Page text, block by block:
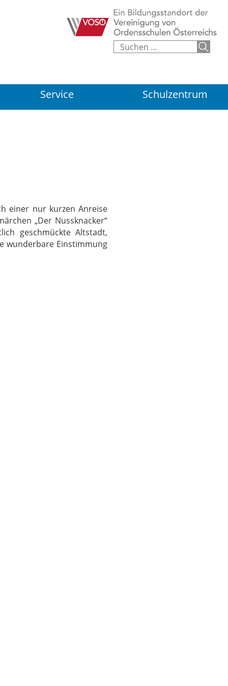
Service Schulzentrum
einer nur kurzen Anreise
„Der Nussknacker“
geschmückte Altstadt,
wunderbare Einstimmung